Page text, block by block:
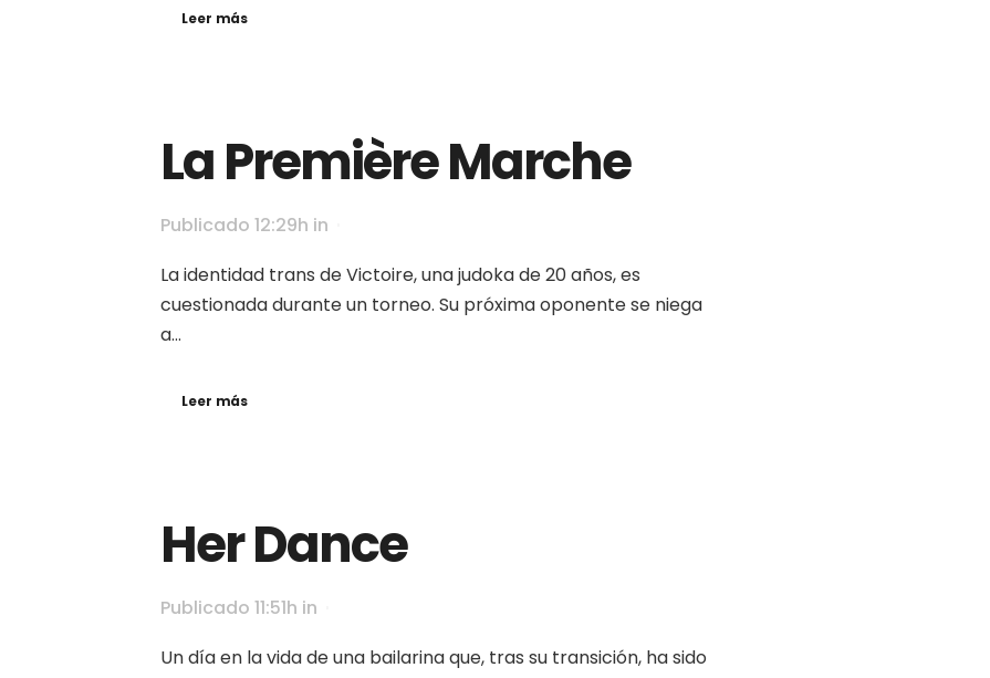
Leer más
La Première Marche
Publicado 12:29h in
La identidad trans de Victoire, una judoka de 20 años, es
cuestionada durante un torneo. Su próxima oponente se niega
a...
Leer más
Her Dance
Publicado 11:51h in
Un día en la vida de una bailarina que, tras su transición, ha sido